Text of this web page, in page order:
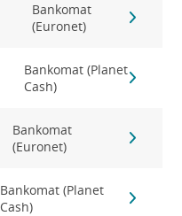
Bankomat
(Euronet)
Bankomat (Planet
Cash)
Bankomat
(Euronet)
Bankomat (Planet
Cash)